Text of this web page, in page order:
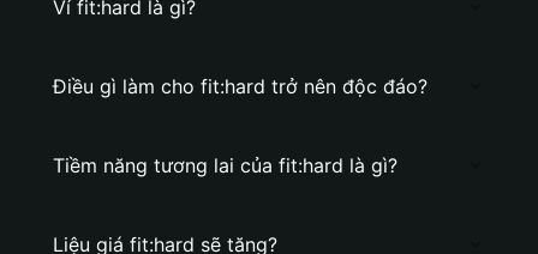
Ví fit:hard là gì?
Điều gì làm cho fit:hard trở nên độc đáo?
Tiềm năng tương lai của fit:hard là gì?
Liệu giá fit:hard sẽ tăng?